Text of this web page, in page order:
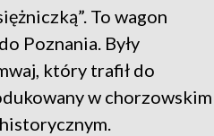
To wagon
Poznania. Były
który trafił do
w chorzowskim